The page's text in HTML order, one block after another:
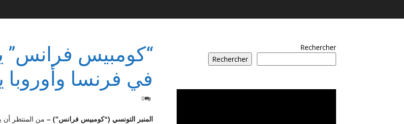
“كومبيس فرانس”
في فرنسا وأوروبا يومي 25
0
المنبر التونسي (“كومبيس فرانس”) –
Rechercher
Rechercher